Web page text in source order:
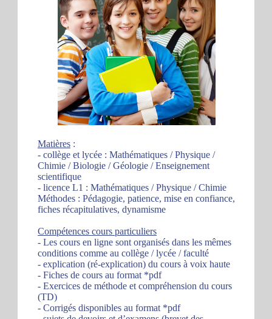
Matières :
- collège et lycée : Mathématiques / Physique /
Chimie / Biologie / Géologie / Enseignement
scientifique
- licence L1 : Mathématiques / Physique / Chimie
Méthodes : Pédagogie, patience, mise en confiance,
fiches récapitulatives, dynamisme
Compétences cours particuliers
- Les cours en ligne sont organisés dans les mêmes
conditions comme au collège / lycée / faculté
- explication (ré-explication) du cours à voix haute
- Fiches de cours au format *pdf
- Exercices de méthode et compréhension du cours
(TD)
- Corrigés disponibles au format *pdf